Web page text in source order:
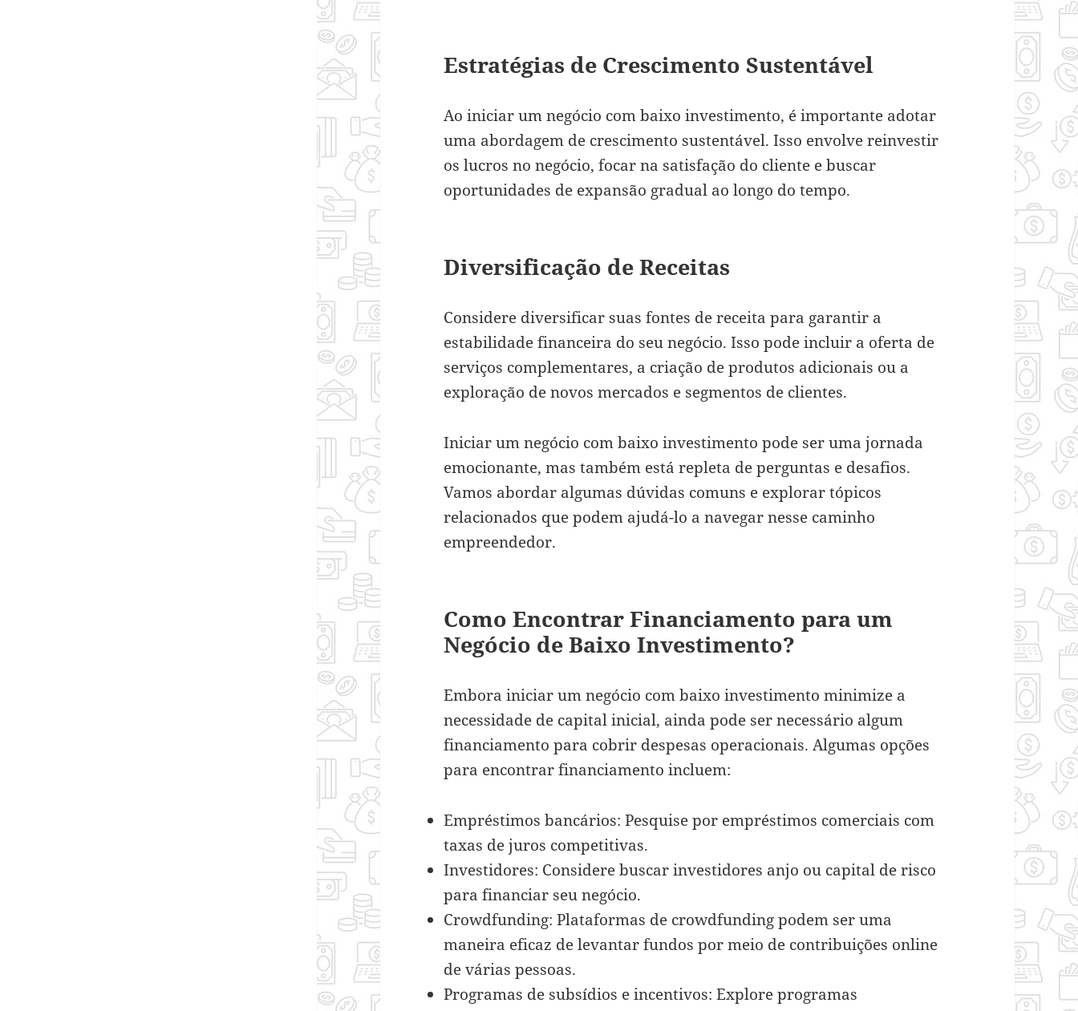
Estratégias de Crescimento Sustentável
Ao iniciar um negócio com baixo investimento, é importante adotar
uma abordagem de crescimento sustentável. Isso envolve reinvestir
os lucros no negócio, focar na satisfação do cliente e buscar
oportunidades de expansão gradual ao longo do tempo.
Diversificação de Receitas
Considere diversificar suas fontes de receita para garantir a
estabilidade financeira do seu negócio. Isso pode incluir a oferta de
serviços complementares, a criação de produtos adicionais ou a
exploração de novos mercados e segmentos de clientes.
Iniciar um negócio com baixo investimento pode ser uma jornada
emocionante, mas também está repleta de perguntas e desafios.
Vamos abordar algumas dúvidas comuns e explorar tópicos
relacionados que podem ajudá-lo a navegar nesse caminho
empreendedor.
Como Encontrar Financiamento para um
Negócio de Baixo Investimento?
Embora iniciar um negócio com baixo investimento minimize a
necessidade de capital inicial, ainda pode ser necessário algum
financiamento para cobrir despesas operacionais. Algumas opções
para encontrar financiamento incluem:
Empréstimos bancários: Pesquise por empréstimos comerciais com
taxas de juros competitivas.
Investidores: Considere buscar investidores anjo ou capital de risco
para financiar seu negócio.
Crowdfunding: Plataformas de crowdfunding podem ser uma
maneira eficaz de levantar fundos por meio de contribuições online
de várias pessoas.
Programas de subsídios e incentivos: Explore programas